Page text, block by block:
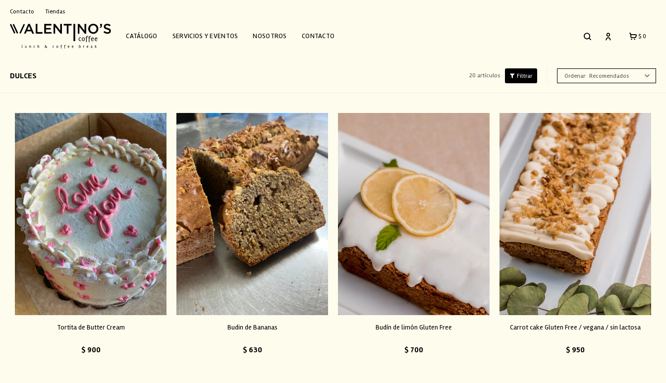
CATÁLOGO SERVICIOS Y EVENTOS NOSOTROS CONTACTO $ 0
Contacto Tiendas
DULCES 20 artículos Recomendados
Tortita de Butter Cream
$ 900
Budin de Bananas
$ 630
Budín de limón Gluten Free
$ 700
Carrot cake Gluten Free / vegana / sin lactosa
$ 950